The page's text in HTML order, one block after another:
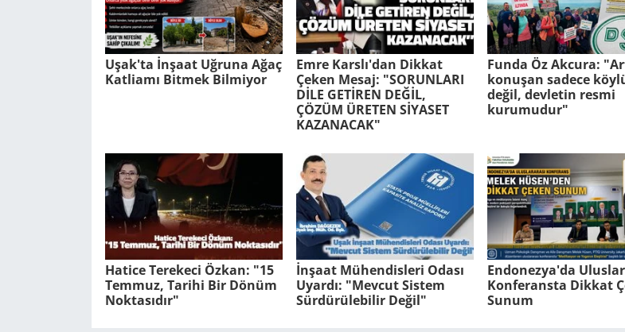
Uşak'ta İnşaat Uğruna Ağaç
Katliamı Bitmek Bilmiyor
Emre Karslı'dan Dikkat
Çeken Mesaj: "SORUNLARI
DİLE GETİREN DEĞİL,
ÇÖZÜM ÜRETEN SİYASET
KAZANACAK"
Funda Öz Akcura:
konuşan sadece
değil, devletin resmi
kurumudur"
Hatice Terekeci Özkan: "15
Temmuz, Tarihi Bir Dönüm
Noktasıdır"
İnşaat Mühendisleri Odası
Uyardı: "Mevcut Sistem
Sürdürülebilir Değil"
Endonezya'da
Konferansta Dikkat
Sunum